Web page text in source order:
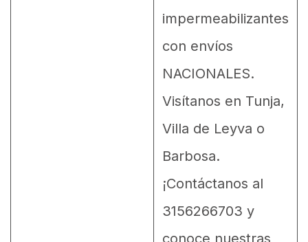
impermeabilizantes
con envíos
NACIONALES.
Visítanos en Tunja,
Villa de Leyva o
Barbosa.
¡Contáctanos al
3156266703 y
conoce nuestras